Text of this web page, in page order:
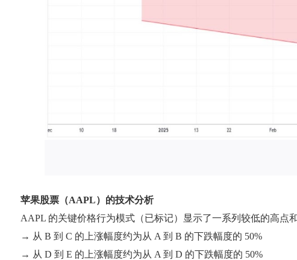
苹果股票（AAPL）的技术分析
AAPL 的关键价格行为模式（已标记）显示了一系列较低的高点
→ 从 B 到 C 的上涨幅度约为从 A 到 B 的下跌幅度的 50%
→ 从 D 到 E 的上涨幅度约为从 A 到 D 的下跌幅度的 50%